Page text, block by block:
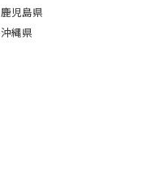
鹿児島県
沖縄県